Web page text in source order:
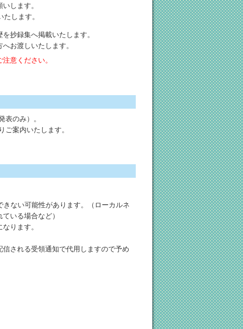
します。
します。
抄録集へ掲載いたします。
お渡しいたします。
意ください。
表のみ）。
ご案内いたします。
ない可能性があります。（ローカルネ
いる場合など）
ります。
される受領通知で代用しますので予め